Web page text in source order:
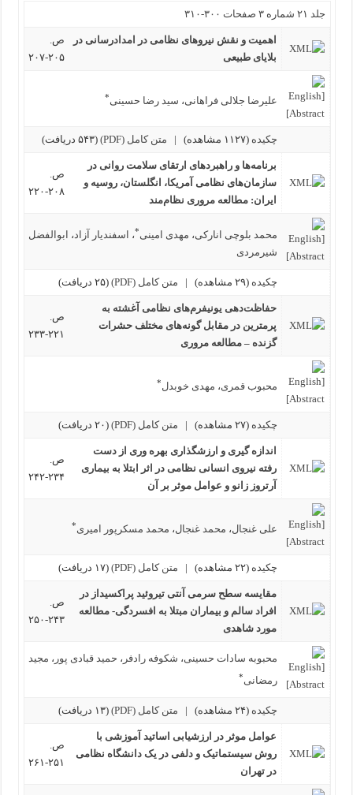
بر
راهنماهای
بالینی
جلد ۲۱ شماره ۳ صفحات ۳۰۰-۳۱۰
اهمیت و نقش نیروهای نظامی در امدادرسانی در
بلایای طبیعی
ص.
۲۰۵-۲۰۷
علیرضا جلالی فراهانی، سید رضا حسینی*
چکیده (۱۱۲۷ مشاهده) | متن کامل (PDF) (۵۴۳ دریافت)
برنامه‌ها و راهبرد‌های ارتقای سلامت روانی در
سازمان‌های نظامی آمریکا، انگلستان، روسیه و
ایران: مطالعه مروری نظام‌مند
ص.
۲۰۸-۲۲۰
محمد بلوچی انارکی، مهدی امینی*، اسفندیار آزاد ، ابوالفضل
شیرمردی
چکیده (۲۹ مشاهده) | متن کامل (PDF) (۲۵ دریافت)
حفاظت‌دهی یونیفرم‌های نظامی آغشته به
پرمترین در مقابل گونه‌های مختلف حشرات
گزنده – مطالعه مروری
ص.
۲۲۱-۲۳۳
محبوب قمری، مهدی خوبدل*
چکیده (۲۷ مشاهده) | متن کامل (PDF) (۲۰ دریافت)
اندازه گیری و ارزشگذاری بهره وری از دست
رفته نیروی انسانی نظامی در اثر ابتلا به بیماری
آرتروز زانو و عوامل موثر بر آن
ص.
۲۳۴-۲۴۲
علی غنجال، محمد غنجال، محمد مسکرپور امیری*
چکیده (۲۲ مشاهده) | متن کامل (PDF) (۱۷ دریافت)
مقایسه سطح سرمی آنتی تیروئید پراکسیداز در
افراد سالم و بیماران مبتلا به افسردگی- مطالعه
مورد شاهدی
ص.
۲۴۳-۲۵۰
محبوبه سادات حسینی، شکوفه رادفر ، حمید قبادی پور ، مجید
رمضانی*
چکیده (۲۴ مشاهده) | متن کامل (PDF) (۱۳ دریافت)
عوامل موثر در ارزشیابی اساتید آموزشی با
روش سیستماتیک و دلفی در یک دانشگاه نظامی
در تهران
ص.
۲۵۱-۲۶۱